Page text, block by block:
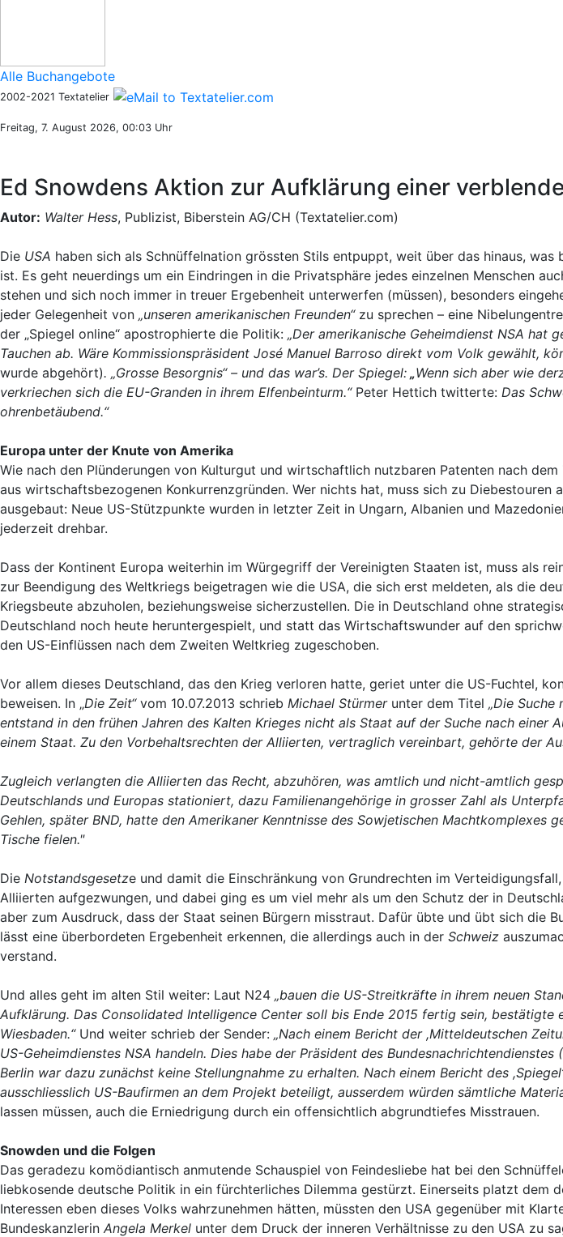
Alle Buchangebote
2002-2021 Textatelier
Freitag, 7. August 2026, 00:03 Uhr
Ed Snowdens Aktion zur Aufklärung einer
Autor: Walter Hess, Publizist, Biberstein AG/CH (Textatelier.com)
Die USA haben sich als Schnüffelnation grössten Stils entpuppt, weit über das hinaus,
ist. Es geht neuerdings um ein Eindringen in die Privatsphäre jedes einzelnen Menschen
stehen und sich noch immer in treuer Ergebenheit unterwerfen (müssen), besonders
jeder Gelegenheit von „unseren amerikanischen Freunden“zu sprechen – eine
der „Spiegel online“ apostrophierte die Politik: „Der amerikanische Geheimdienst NSA hat
Tauchen ab. Wäre Kommissionspräsident José Manuel Barroso direkt vom Volk gewählt,
wurde abgehört). „Grosse Besorgnis“ – und das war’s. Der Spiegel: „Wenn sich aber wie
verkriechen sich die EU-Granden in ihrem Elfenbeinturm.“ Peter Hettich twitterte: Das
ohrenbetäubend.“
Europa unter der Knute von Amerika
Wie nach den Plünderungen von Kulturgut und wirtschaftlich nutzbaren Patenten nach
aus wirtschaftsbezogenen Konkurrenzgründen. Wer nichts hat, muss sich zu
ausgebaut: Neue US-Stützpunkte wurden in letzter Zeit in Ungarn, Albanien und
jederzeit drehbar.
Dass der Kontinent Europa weiterhin im Würgegriff der Vereinigten Staaten ist, muss als
zur Beendigung des Weltkriegs beigetragen wie die USA, die sich erst meldeten, als die
Kriegsbeute abzuholen, beziehungsweise sicherzustellen. Die in Deutschland ohne
Deutschland noch heute heruntergespielt, und statt das Wirtschaftswunder auf den
den US-Einflüssen nach dem Zweiten Weltkrieg zugeschoben.
Vor allem dieses Deutschland, das den Krieg verloren hatte, geriet unter die US-Fuchtel,
beweisen. In „Die Zeit“vom 10.07.2013 schrieb Michael Stürmerunter dem Titel „Die Suche
entstand in den frühen Jahren des Kalten Krieges nicht als Staat auf der Suche nach
einem Staat. Zu den Vorbehaltsrechten der Alliierten, vertraglich vereinbart, gehörte der
Zugleich verlangten die Alliierten das Recht, abzuhören, was amtlich und nicht-amtlich
Deutschlands und Europas stationiert, dazu Familienangehörige in grosser Zahl als
Gehlen, später BND, hatte den Amerikaner Kenntnisse des Sowjetischen
Tische fielen."
Die Notstandsgesetze und damit die Einschränkung von Grundrechten im
Alliierten aufgezwungen, und dabei ging es um viel mehr als um den Schutz der in
aber zum Ausdruck, dass der Staat seinen Bürgern misstraut. Dafür übte und übt sich die
lässt eine überbordeten Ergebenheit erkennen, die allerdings auch in der Schweiz
verstand.
Und alles geht im alten Stil weiter: Laut N24 „bauen die US-Streitkräfte in ihrem neuen
Aufklärung. Das Consolidated Intelligence Center soll bis Ende 2015 fertig sein, bestätigte
Wiesbaden.“Und weiter schrieb der Sender: „Nach einem Bericht der ,Mitteldeutschen
US-Geheimdienstes NSA handeln. Dies habe der Präsident des
Berlin war dazu zunächst keine Stellungnahme zu erhalten. Nach einem Bericht des
ausschliesslich US-Baufirmen an dem Projekt beteiligt, ausserdem würden sämtliche
lassen müssen, auch die Erniedrigung durch ein offensichtlich abgrundtiefes Misstrauen.
Snowden und die Folgen
Das geradezu komödiantisch anmutende Schauspiel von Feindesliebe hat bei den
liebkosende deutsche Politik in ein fürchterliches Dilemma gestürzt. Einerseits platzt dem
Interessen eben dieses Volks wahrzunehmen hätten, müssten den USA gegenüber mit
Bundeskanzlerin Angela Merkel unter dem Druck der inneren Verhältnisse zu den USA zu